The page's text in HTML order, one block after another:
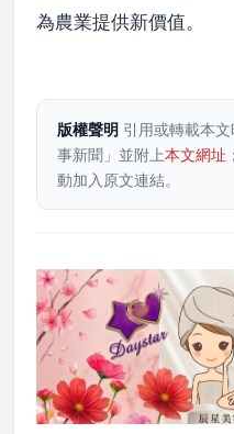
為農業提供新價值。
版權聲明 引用或轉載本
事新聞」並附上本文網址
動加入原文連結。